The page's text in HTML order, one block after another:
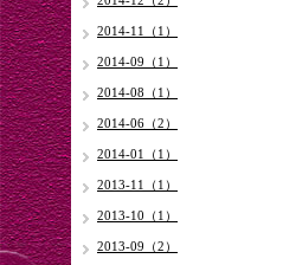
2014-11（1）
2014-09（1）
2014-08（1）
2014-06（2）
2014-01（1）
2013-11（1）
2013-10（1）
2013-09（2）